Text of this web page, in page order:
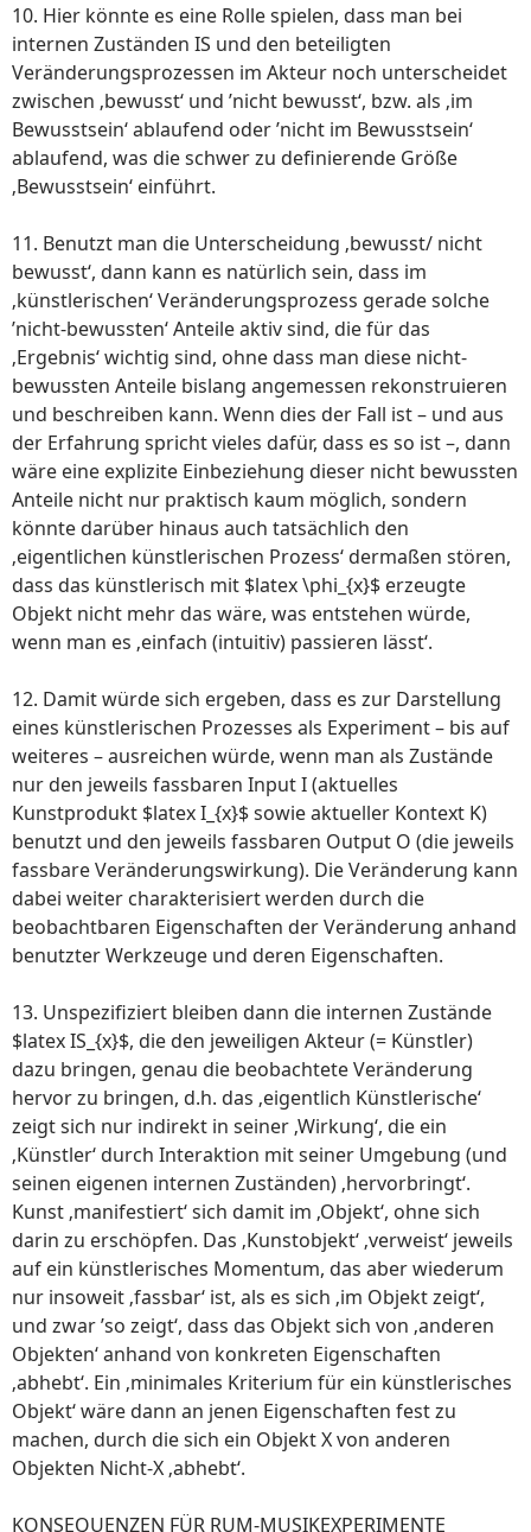
10. Hier könnte es eine Rolle spielen, dass man bei
internen Zuständen IS und den beteiligten
Veränderungsprozessen im Akteur noch unterscheidet
zwischen ‚bewusst‘ und ’nicht bewusst‘, bzw. als ‚im
Bewusstsein‘ ablaufend oder ’nicht im Bewusstsein‘
ablaufend, was die schwer zu definierende Größe
‚Bewusstsein‘ einführt.
11. Benutzt man die Unterscheidung ‚bewusst/ nicht
bewusst‘, dann kann es natürlich sein, dass im
‚künstlerischen‘ Veränderungsprozess gerade solche
’nicht-bewussten‘ Anteile aktiv sind, die für das
‚Ergebnis‘ wichtig sind, ohne dass man diese nicht-
bewussten Anteile bislang angemessen rekonstruieren
und beschreiben kann. Wenn dies der Fall ist – und aus
der Erfahrung spricht vieles dafür, dass es so ist –, dann
wäre eine explizite Einbeziehung dieser nicht bewussten
Anteile nicht nur praktisch kaum möglich, sondern
könnte darüber hinaus auch tatsächlich den
‚eigentlichen künstlerischen Prozess‘ dermaßen stören,
dass das künstlerisch mit $latex \phi_{x}$ erzeugte
Objekt nicht mehr das wäre, was entstehen würde,
wenn man es ‚einfach (intuitiv) passieren lässt‘.
12. Damit würde sich ergeben, dass es zur Darstellung
eines künstlerischen Prozesses als Experiment – bis auf
weiteres – ausreichen würde, wenn man als Zustände
nur den jeweils fassbaren Input I (aktuelles
Kunstprodukt $latex I_{x}$ sowie aktueller Kontext K)
benutzt und den jeweils fassbaren Output O (die jeweils
fassbare Veränderungswirkung). Die Veränderung kann
dabei weiter charakterisiert werden durch die
beobachtbaren Eigenschaften der Veränderung anhand
benutzter Werkzeuge und deren Eigenschaften.
13. Unspezifiziert bleiben dann die internen Zustände
$latex IS_{x}$, die den jeweiligen Akteur (= Künstler)
dazu bringen, genau die beobachtete Veränderung
hervor zu bringen, d.h. das ‚eigentlich Künstlerische‘
zeigt sich nur indirekt in seiner ‚Wirkung‘, die ein
‚Künstler‘ durch Interaktion mit seiner Umgebung (und
seinen eigenen internen Zuständen) ‚hervorbringt‘.
Kunst ‚manifestiert‘ sich damit im ‚Objekt‘, ohne sich
darin zu erschöpfen. Das ‚Kunstobjekt‘ ‚verweist‘ jeweils
auf ein künstlerisches Momentum, das aber wiederum
nur insoweit ‚fassbar‘ ist, als es sich ‚im Objekt zeigt‘,
und zwar ’so zeigt‘, dass das Objekt sich von ‚anderen
Objekten‘ anhand von konkreten Eigenschaften
‚abhebt‘. Ein ‚minimales Kriterium für ein künstlerisches
Objekt‘ wäre dann an jenen Eigenschaften fest zu
machen, durch die sich ein Objekt X von anderen
Objekten Nicht-X ‚abhebt‘.
KONSEQUENZEN FÜR RUM-MUSIKEXPERIMENTE